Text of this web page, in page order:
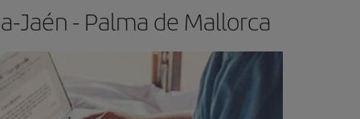
Jaén - Palma de Mallorca